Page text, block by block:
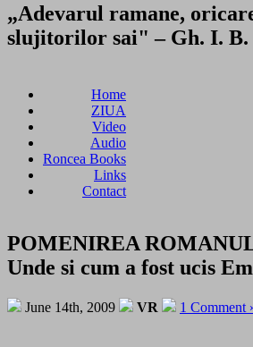
„Adevarul ramane,
slujitorilor sai" – Gh. I. B.
Home
ZIUA
Video
Audio
Roncea Books
Links
Contact
POMENIREA
Unde si cum a fost ucis
June 14th, 2009 VR 1 Comment